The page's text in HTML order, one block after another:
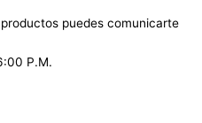
puedes comunicarte
P.M.